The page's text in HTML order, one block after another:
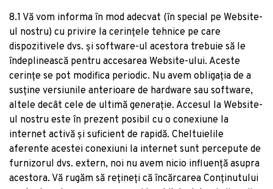
8.1 Vă vom informa în mod adecvat (în special pe Website-
ul nostru) cu privire la cerințele tehnice pe care
dispozitivele dvs. și software-ul acestora trebuie să le
îndeplinească pentru accesarea Website-ului. Aceste
cerințe se pot modifica periodic. Nu avem obligația de a
susține versiunile anterioare de hardware sau software,
altele decât cele de ultimă generație. Accesul la Website-
ul nostru este în prezent posibil cu o conexiune la
internet activă și suficient de rapidă. Cheltuielile
aferente acestei conexiuni la internet sunt percepute de
furnizorul dvs. extern, noi nu avem nicio influență asupra
acestora. Vă rugăm să rețineți că încărcarea Conținutului